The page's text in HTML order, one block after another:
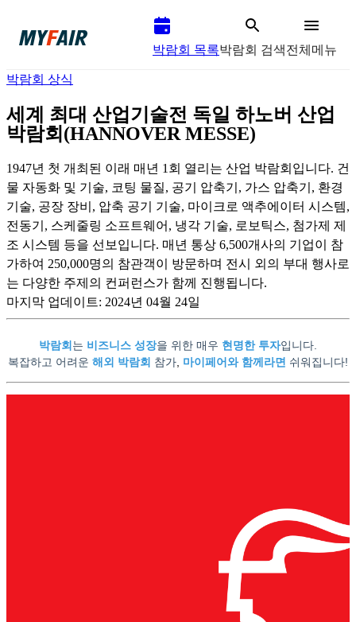
박람회 목록박람회 검색전체메뉴
박람회 상식
세계 최대 산업기술전 독일 하노버 산업
박람회(HANNOVER MESSE)
1947년 첫 개최된 이래 매년 1회 열리는 산업 박람회입니다. 건
물 자동화 및 기술, 코팅 물질, 공기 압축기, 가스 압축기, 환경
기술, 공장 장비, 압축 공기 기술, 마이크로 액추에이터 시스템,
전동기, 스케줄링 소프트웨어, 냉각 기술, 로보틱스, 첨가제 제
조 시스템 등을 선보입니다. 매년 통상 6,500개사의 기업이 참
가하여 250,000명의 참관객이 방문하며 전시 외의 부대 행사로
는 다양한 주제의 컨퍼런스가 함께 진행됩니다.
마지막 업데이트: 2024년 04월 24일
박람회 는 비즈니스 성장을 위한 매우 현명한 투자입니다.
복잡하고 어려운 해외 박람회 참가 마이페어와 함께라면 쉬워집니다!